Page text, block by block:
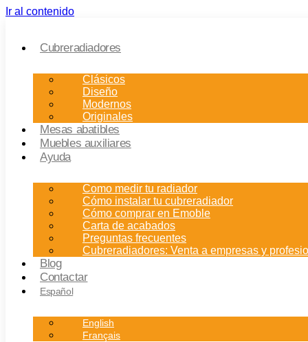
Ir al contenido
Cubreradiadores
Clásicos
Diseño
Modernos
Originales
Mesas abatibles
Muebles auxiliares
Ayuda
Como medir tu radiador
Cómo instalar tu cubreradiador
Cómo comprar en Emoble
Carta de acabados
Preguntas frecuentes
Cubreradiadores: Venta a empresas y
Blog
Contactar
Español
English
Français